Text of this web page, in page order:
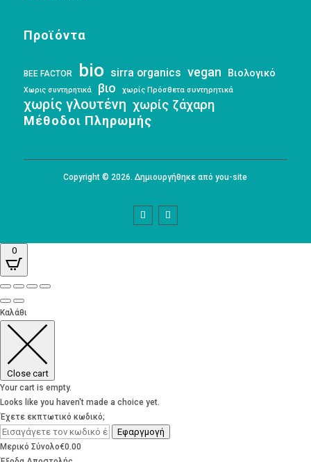
Προϊόντα
BEE FACTOR bio sirra organics vegan Βιολογικό
Χωρις συντηρητικά βιο χωρίς Πρόσθετα συντηρητικά
χωρίς γλουτένη χωρίς ζάχαρη
Μέθοδοι Πληρωμής
Copyright © 2026. Δημιουργήθηκε από you-site
0
Καλάθι
Close cart
Your cart is empty.
Looks like you haven't made a choice yet.
Έχετε εκπτωτικό κωδικό;
Εφαργμογή
Μερικό Σύνολο€0.00